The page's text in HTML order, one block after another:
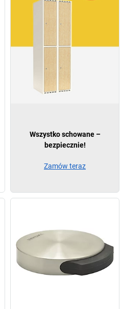
Wszystko schowane –
bezpiecznie!
Zamów teraz